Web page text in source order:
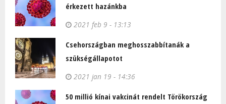
érkezett hazánkba
2021 feb 9 - 13:13
Csehországban meghosszabbítanák a
szükségállapotot
2021 jan 19 - 14:36
50 millió kínai vakcinát rendelt Törökország